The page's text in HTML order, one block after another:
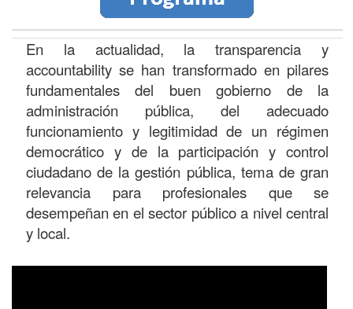
En la actualidad, la transparencia y
accountability se han transformado en pilares
fundamentales del buen gobierno de la
administración pública, del adecuado
funcionamiento y legitimidad de un régimen
democrático y de la participación y control
ciudadano de la gestión pública, tema de gran
relevancia para profesionales que se
desempeñan en el sector público a nivel central
y local.